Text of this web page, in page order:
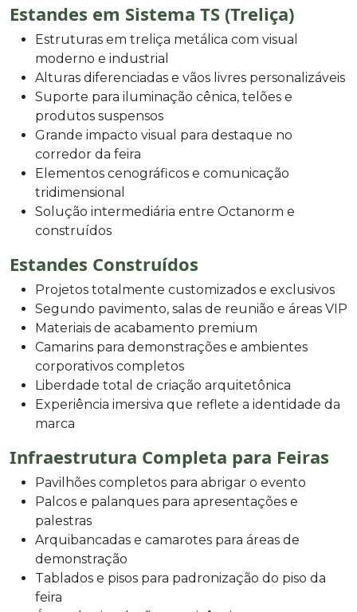
Estandes em Sistema TS (Treliça)
Estruturas em treliça metálica com visual
moderno e industrial
Alturas diferenciadas e vãos livres personalizáveis
Suporte para iluminação cênica, telões e
produtos suspensos
Grande impacto visual para destaque no
corredor da feira
Elementos cenográficos e comunicação
tridimensional
Solução intermediária entre Octanorm e
construídos
Estandes Construídos
Projetos totalmente customizados e exclusivos
Segundo pavimento, salas de reunião e áreas VIP
Materiais de acabamento premium
Camarins para demonstrações e ambientes
corporativos completos
Liberdade total de criação arquitetônica
Experiência imersiva que reflete a identidade da
marca
Infraestrutura Completa para Feiras
Pavilhões completos para abrigar o evento
Palcos e palanques para apresentações e
palestras
Arquibancadas e camarotes para áreas de
demonstração
Tablados e pisos para padronização do piso da
feira